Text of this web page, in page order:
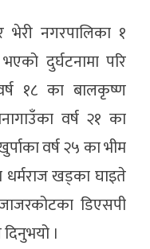
नगरपालिका १
दुर्घटनामा परि
१८ का बालकृष्ण
वर्ष २१ का
वर्ष २५ का भीम
धर्मराज खड्का घाइते
डिएसपी
।